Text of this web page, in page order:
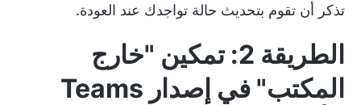
تذكر أن تقوم بتحديث حالة تواجدك عند العودة.
الطريقة 2: تمكين "خارج
المكتب" في إصدار Teams